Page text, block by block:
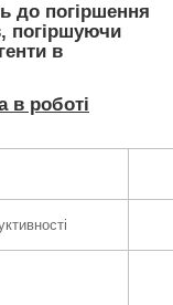
до погіршення
погіршуючи
в
в роботі